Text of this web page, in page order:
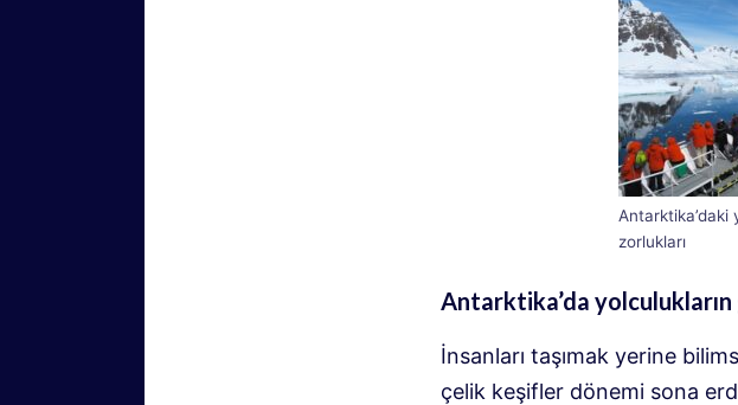
Antarktika’daki
zorlukları
Antarktika’da
İnsanları taşımak yerine
çelik keşifler dönemi sona